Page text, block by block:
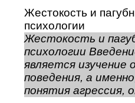
Жестокость и
психологии
Жестокость и
психологии
является изучение
поведения, а
понятия агрессия,